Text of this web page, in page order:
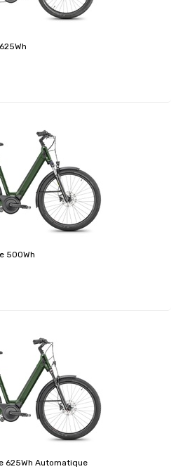
500Wh
625Wh Automatique